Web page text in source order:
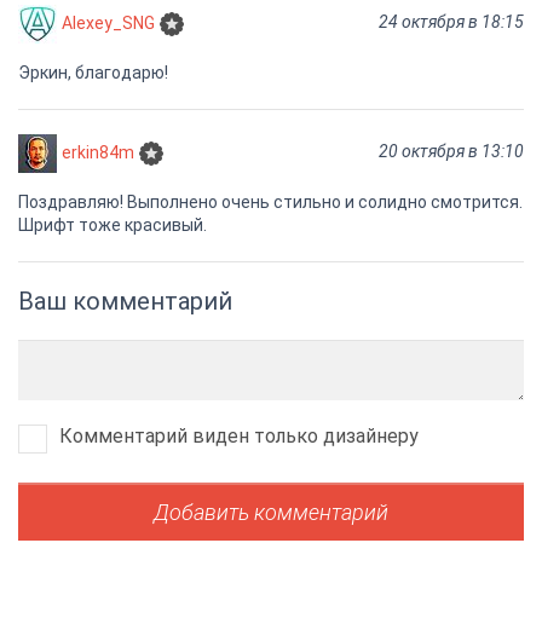
24 октября в 18:15
Alexey_SNG
Эркин, благодарю!
20 октября в 13:10
erkin84m
Поздравляю! Выполнено очень стильно и солидно смотрится.
Шрифт тоже красивый.
Ваш комментарий
Комментарий виден только дизайнеру